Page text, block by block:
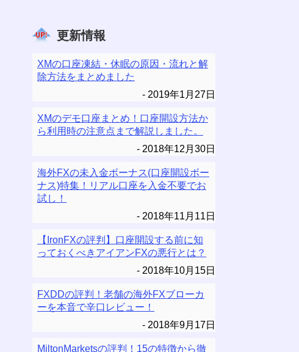
更新情報
XMの口座凍結・休眠の原因・流れと解
除方法をまとめました
2019年1月27日
XMのデモ口座まとめ！口座開設方法か
ら利用時の注意点まで解説しました。
2018年12月30日
海外FXの未入金ボーナス(口座開設ボー
ナス)特集！リアル口座を入金不要でお
試し！
2018年11月11日
【IronFXの評判】口座開設する前に知
っておくべきアイアンFXの悪行とは？
2018年10月15日
FXDDの評判！老舗の海外FXブローカ
ーを本音で辛口レビュー！
2018年9月17日
MiltonMarketsの評判！15の特徴から徹